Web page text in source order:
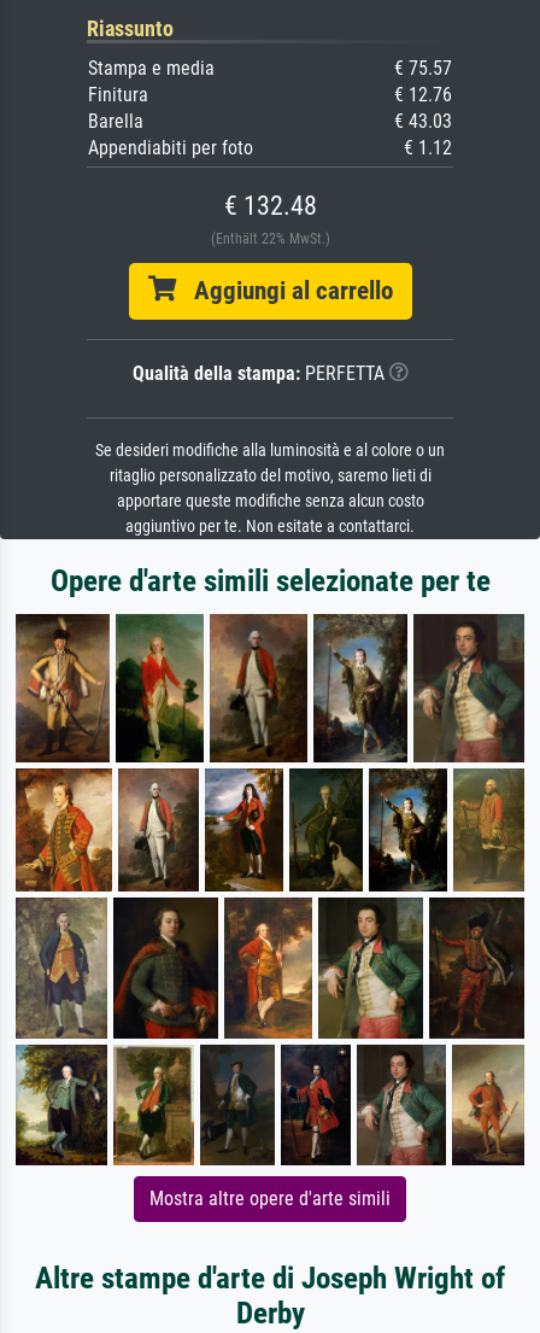
Riassunto
Stampa e media
€ 75.57
Finitura
€ 12.76
Barella
€ 43.03
Appendiabiti per foto
€ 1.12
€ 132.48
(Enthält 22% MwSt.)
Aggiungi al carrello
Qualità della stampa:PERFETTA
Se desideri modifiche alla luminosità e al colore o un
ritaglio personalizzato del motivo, saremo lieti di
apportare queste modifiche senza alcun costo
aggiuntivo per te. Non esitate a contattarci.
Opere d'arte simili selezionate per te
Mostra altre opere d'arte simili
Altre stampe d'arte di Joseph Wright of
Derby